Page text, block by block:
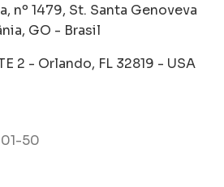
nº 1479, St. Santa Genoveva
GO - Brasil
2 - Orlando, FL 32819 - USA
50